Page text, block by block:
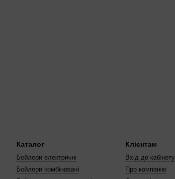
Каталог
Бойлери електричні
Бойлери комбіновані
Клієнтам
Вхід до кабінету
Про компанію